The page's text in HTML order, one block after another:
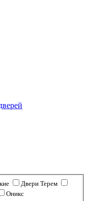
Двери Терем
Оникс